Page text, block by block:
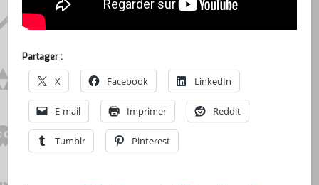
Partager :
X Facebook LinkedIn
E-mail Imprimer Reddit
Tumblr Pinterest